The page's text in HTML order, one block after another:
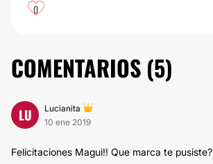
0
COMENTARIOS (5)
LU
Lucianita
10 ene 2019
Felicitaciones Magui!! Que marca te pusiste?